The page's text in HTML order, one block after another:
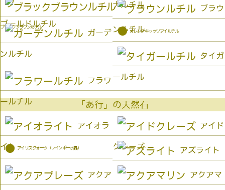
ゴールドルチル
ナルチル
ブラックブラウンルチル
ブラウ
ンルチル
ガーデ
ンルチル
● オレンジキャッツアイルチル
タイガ
ールチル
フラワ
ールチル 「あ行」の天然石
アイオラ
イト
アイド
クレーズ
● アイリスクォーツ（レインボー水晶） アズライト
アクア アクアマ